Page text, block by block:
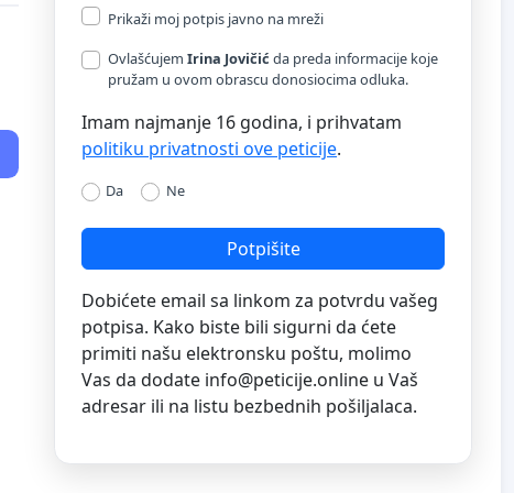
Prikaži moj potpis javno na mreži
Ovlašćujem Irina Jovičić da preda informacije koje
pružam u ovom obrascu donosiocima odluka.
Imam najmanje 16 godina, i prihvatam
politiku privatnosti ove peticije.
Da Ne
Potpišite
Dobićete email sa linkom za potvrdu vašeg
potpisa. Kako biste bili sigurni da ćete
primiti našu elektronsku poštu, molimo
Vas da dodate info@peticije.online u Vaš
adresar ili na listu bezbednih pošiljalaca.